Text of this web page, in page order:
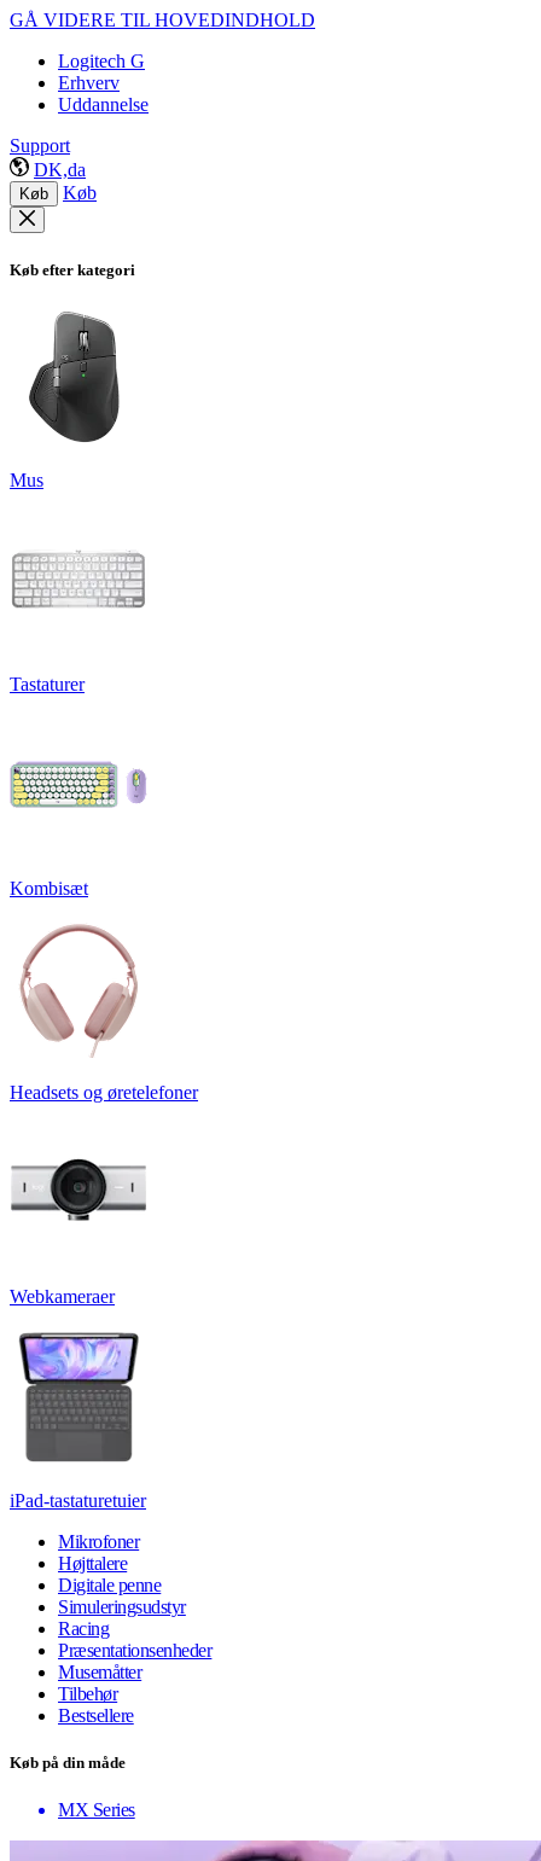
GÅ VIDERE TIL HOVEDINDHOLD
Logitech G
Erhverv
Uddannelse
Support
DK,da
Køb Køb
Køb efter kategori
Mus
Tastaturer
Kombisæt
Headsets og øretelefoner
Webkameraer
iPad-tastaturetuier
Mikrofoner
Højttalere
Digitale penne
Simuleringsudstyr
Racing
Præsentationsenheder
Musemåtter
Tilbehør
Bestsellere
Køb på din måde
MX Series